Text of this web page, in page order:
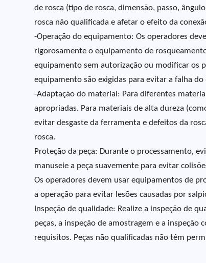
de rosca (tipo de rosca, dimensão, passo,
rosca não qualificada e afetar o efeito da
-Operação do equipamento: Os operadores
rigorosamente o equipamento de
equipamento sem autorização ou modificar os
equipamento são exigidas para evitar a falha
-Adaptação do material: Para diferentes
apropriadas. Para materiais de alta dureza
evitar desgaste da ferramenta e defeitos da
rosca.
Proteção da peça: Durante o processamento,
manuseie a peça suavemente para evitar
Os operadores devem usar equipamentos de
a operação para evitar lesões causadas por
Inspeção de qualidade: Realize a inspeção de
peças, a inspeção de amostragem e a
requisitos. Peças não qualificadas não têm